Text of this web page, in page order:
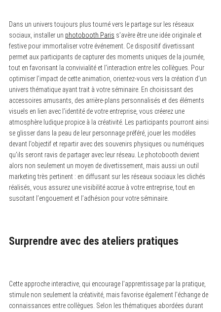
Dans un univers toujours plus tourné vers le partage sur les réseaux
sociaux, installer un photobooth Paris s’avère être une idée originale et
festive pour immortaliser votre événement. Ce dispositif divertissant
permet aux participants de capturer des moments uniques de la journée,
tout en favorisant la convivialité et l’interaction entre les collègues. Pour
optimiser l’impact de cette animation, orientez-vous vers la création d’un
univers thématique ayant trait à votre séminaire. En choisissant des
accessoires amusants, des arrière-plans personnalisés et des éléments
visuels en lien avec l’identité de votre entreprise, vous créerez une
atmosphère ludique propice à la créativité. Les participants pourront ainsi
se glisser dans la peau de leur personnage préféré, jouer les modèles
devant l’objectif et repartir avec des souvenirs physiques ou numériques
qu’ils seront ravis de partager avec leur réseau. Le photobooth devient
alors non seulement un moyen de divertissement, mais aussi un outil
marketing très pertinent : en diffusant sur les réseaux sociaux les clichés
réalisés, vous assurez une visibilité accrue à votre entreprise, tout en
suscitant l’engouement et l’adhésion pour votre séminaire.
Surprendre avec des ateliers pratiques
Cette approche interactive, qui encourage l’apprentissage par la pratique,
stimule non seulement la créativité, mais favorise également l’échange de
connaissances entre collègues. Selon les thématiques abordées durant